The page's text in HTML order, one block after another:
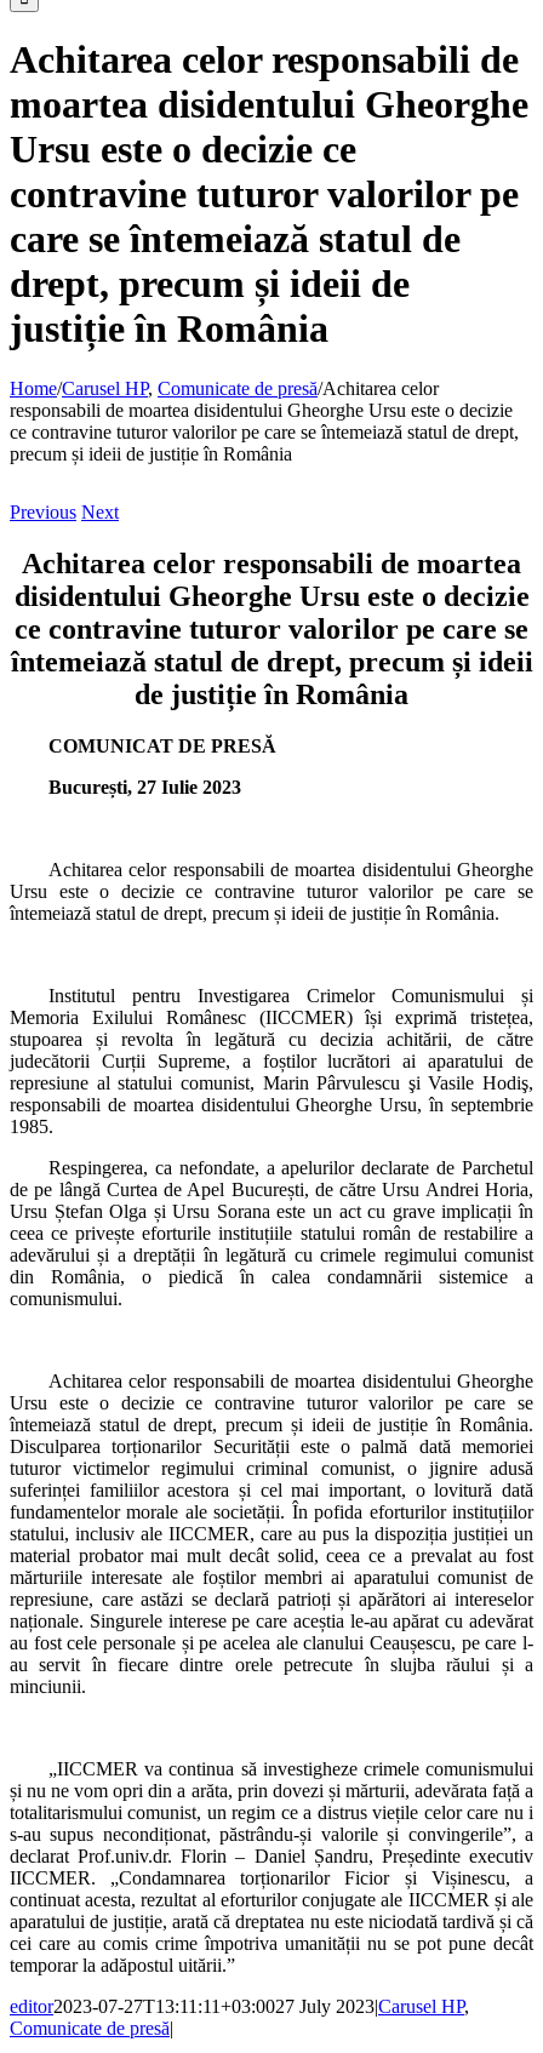
Achitarea celor responsabili de
moartea disidentului Gheorghe
Ursu este o decizie ce
contravine tuturor valorilor pe
care se întemeiază statul de
drept, precum și ideii de
justiție în România
Home/Carusel HP, Comunicate de presă/Achitarea celor
responsabili de moartea disidentului Gheorghe Ursu este o decizie
ce contravine tuturor valorilor pe care se întemeiază statul de drept,
precum și ideii de justiție în România
Previous Next
Achitarea celor responsabili de moartea
disidentului Gheorghe Ursu este o decizie
ce contravine tuturor valorilor pe care se
întemeiază statul de drept, precum și ideii
de justiție în România
COMUNICAT DE PRESĂ
București, 27 Iulie 2023
Achitarea celor responsabili de moartea disidentului Gheorghe
Ursu este o decizie ce contravine tuturor valorilor pe care se
întemeiază statul de drept, precum și ideii de justiție în România.
Institutul pentru Investigarea Crimelor Comunismului și
Memoria Exilului Românesc (IICCMER) își exprimă tristețea,
stupoarea și revolta în legătură cu decizia achitării, de către
judecătorii Curții Supreme, a foștilor lucrători ai aparatului de
represiune al statului comunist, Marin Pârvulescu şi Vasile Hodiş,
responsabili de moartea disidentului Gheorghe Ursu, în septembrie
1985.
Respingerea, ca nefondate, a apelurilor declarate de Parchetul
de pe lângă Curtea de Apel București, de către Ursu Andrei Horia,
Ursu Ștefan Olga și Ursu Sorana este un act cu grave implicații în
ceea ce privește eforturile instituțiile statului român de restabilire a
adevărului și a dreptății în legătură cu crimele regimului comunist
din România, o piedică în calea condamnării sistemice a
comunismului.
Achitarea celor responsabili de moartea disidentului Gheorghe
Ursu este o decizie ce contravine tuturor valorilor pe care se
întemeiază statul de drept, precum și ideii de justiție în România.
Disculparea torționarilor Securității este o palmă dată memoriei
tuturor victimelor regimului criminal comunist, o jignire adusă
suferinței familiilor acestora și cel mai important, o lovitură dată
fundamentelor morale ale societății. În pofida eforturilor instituțiilor
statului, inclusiv ale IICCMER, care au pus la dispoziția justiției un
material probator mai mult decât solid, ceea ce a prevalat au fost
mărturiile interesate ale foștilor membri ai aparatului comunist de
represiune, care astăzi se declară patrioți și apărători ai intereselor
naționale. Singurele interese pe care aceștia le-au apărat cu adevărat
au fost cele personale și pe acelea ale clanului Ceaușescu, pe care l-
au servit în fiecare dintre orele petrecute în slujba răului și a
minciunii.
„IICCMER va continua să investigheze crimele comunismului
și nu ne vom opri din a arăta, prin dovezi și mărturii, adevărata față a
totalitarismului comunist, un regim ce a distrus viețile celor care nu i
s-au supus necondiționat, păstrându-și valorile și convingerile”, a
declarat Prof.univ.dr. Florin – Daniel Șandru, Președinte executiv
IICCMER. „Condamnarea torționarilor Ficior și Vișinescu, a
continuat acesta, rezultat al eforturilor conjugate ale IICCMER și ale
aparatului de justiție, arată că dreptatea nu este niciodată tardivă și că
cei care au comis crime împotriva umanității nu se pot pune decât
temporar la adăpostul uitării.”
editor2023-07-27T13:11:11+03:0027 July 2023|Carusel HP,
Comunicate de presă|